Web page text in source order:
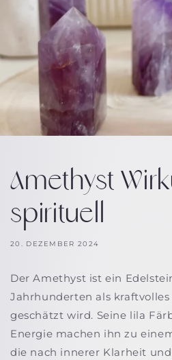
Amethyst
spirituell
20. DEZEMBER 2024
Der Amethyst ist ein
Jahrhunderten als
geschätzt wird. Seine lila
Energie machen ihn zu
die nach innerer Klarheit